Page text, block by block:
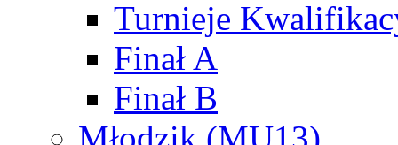
Turnieje
Finał A
Finał B
Młodzik (MU13)